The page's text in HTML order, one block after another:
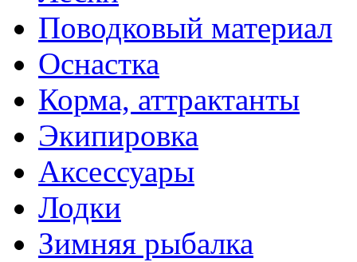
Поводковый материал
Оснастка
Корма, аттрактанты
Экипировка
Аксессуары
Лодки
Зимняя рыбалка